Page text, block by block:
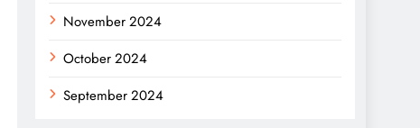
November 2024
October 2024
September 2024